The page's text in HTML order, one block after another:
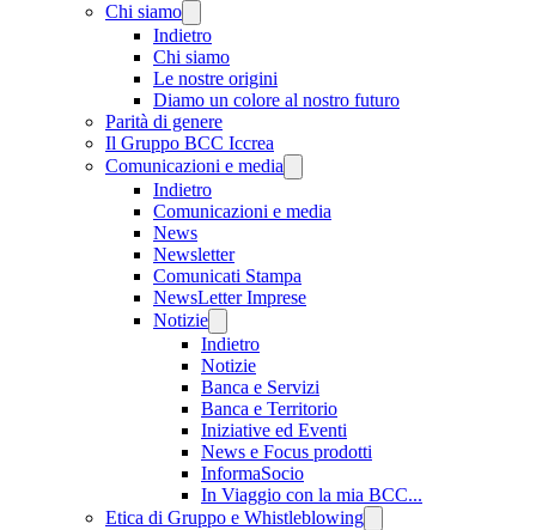
Chi siamo
Indietro
Chi siamo
Le nostre origini
Diamo un colore al nostro futuro
Parità di genere
Il Gruppo BCC Iccrea
Comunicazioni e media
Indietro
Comunicazioni e media
News
Newsletter
Comunicati Stampa
NewsLetter Imprese
Notizie
Indietro
Notizie
Banca e Servizi
Banca e Territorio
Iniziative ed Eventi
News e Focus prodotti
InformaSocio
In Viaggio con la mia BCC...
Etica di Gruppo e Whistleblowing